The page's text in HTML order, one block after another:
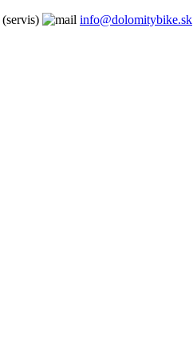
(servis)
info@dolomitybike.sk